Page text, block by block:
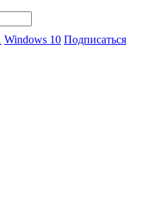
Windows 10 Подписаться